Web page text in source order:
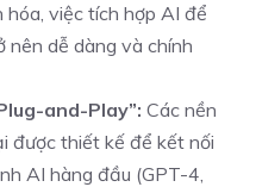
việc tích hợp AI để
nên dễ dàng và chính
and-Play”: Các nền
được thiết kế để kết nối
AI hàng đầu (GPT-4,